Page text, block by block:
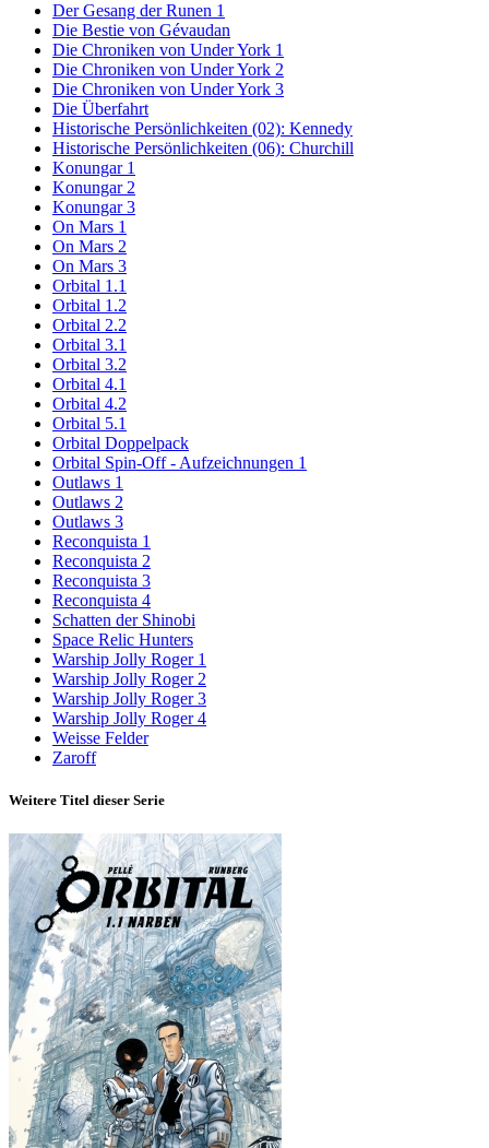
Der Gesang der Runen 1
Die Bestie von Gévaudan
Die Chroniken von Under York 1
Die Chroniken von Under York 2
Die Chroniken von Under York 3
Die Überfahrt
Historische Persönlichkeiten (02): Kennedy
Historische Persönlichkeiten (06): Churchill
Konungar 1
Konungar 2
Konungar 3
On Mars 1
On Mars 2
On Mars 3
Orbital 1.1
Orbital 1.2
Orbital 2.2
Orbital 3.1
Orbital 3.2
Orbital 4.1
Orbital 4.2
Orbital 5.1
Orbital Doppelpack
Orbital Spin-Off - Aufzeichnungen 1
Outlaws 1
Outlaws 2
Outlaws 3
Reconquista 1
Reconquista 2
Reconquista 3
Reconquista 4
Schatten der Shinobi
Space Relic Hunters
Warship Jolly Roger 1
Warship Jolly Roger 2
Warship Jolly Roger 3
Warship Jolly Roger 4
Weisse Felder
Zaroff
Weitere Titel dieser Serie